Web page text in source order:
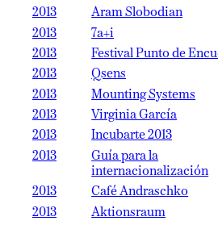
2013
Aram Slobodian
2013
7a+i
2013
Festival Punto de
2013
Qsens
2013
Mounting Systems
2013
Virginia García
2013
Incubarte 2013
2013
Guía para la
internacionalización
2013
Café Andraschko
2013
Aktionsraum